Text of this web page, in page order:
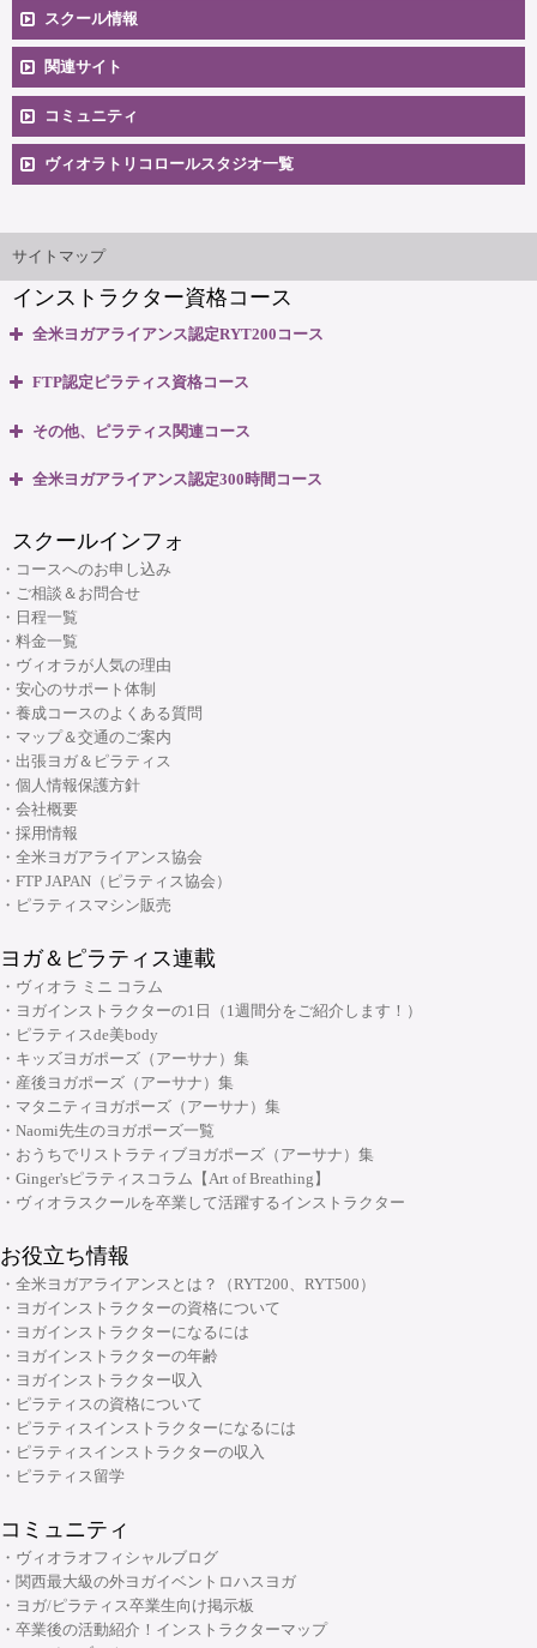
スクール情報
安心のサポート体制
無料体験説明会
マップ＆交通のご案内
関連サイト
コミュニティ
卒業生向け掲示板
インストラクター'sマップ
ヴィオラトリコロールスタジオ一覧
大阪府大阪市中央区本町3丁目4番10号 本町野村ビルB1F
(大阪市・本町)
大阪府大阪市中央区安土町3丁目2番4号 JUST本町ビル5F
TEL: 06-6926-8422
リフォーマースタジオ
大阪府大阪市中央区安土町2-5-5 本町明大ビル3F
TEL: 06-6926-8422
サイトマップ
インストラクター資格コース
全米ヨガアライアンス認定RYT200コース
・全米ヨガアライアンス認定 RYT200資格取得コース
FTP認定ピラティス資格コース
・ピラティスベーシック インストラクター資格コース
・リフォーマーLevel2 インストラクター資格コース
・Tower インストラクター資格コース
・Basic Chair インストラクター資格コース
・ブラッシュアップセミナー
・リフォーマーブラッシュアップセミナー
その他、ピラティス関連コース
・ピラティスパーソナル指導者資格コース
・産後ピラティス インストラクターコース
・シニアピラティス インストラクターコース
・ピラティス解剖学インストラクター資格コース
・ピラティス解剖学【足部編】インストラクター資格コース
・骨盤底筋群機能改善インストラクター資格コース
・ピラティス プロップスコース
・ピラティスリング指導者養成コース
全米ヨガアライアンス認定300時間コース
・キッズヨガ インストラクターコース
・産後ヨガ インストラクターコース
・シニアヨガ インストラクターコース
・アシュタンガヨガ イマージョンコース
・呼吸と瞑想コース
・リストラティブメソッド養成コース
・ヨーガ哲学コース
・リンパマッサージコース
・ヨガ解剖学コース
・アーユルヴェーダを知る
・アーユルヴェーダを深める
プコース
・ヨガ指導者向け：個人プログラミングコース～症例別・目的別プログラ
ムの組み方～
・ヨガ指導者向け：アジャストメント＆モディフィケーションスキルアッ
プコース
・メンタルケアヨガ(心のためのヨガ)指導者養成コース
チャクラ講座
顔筋調整ヨガ養成指導者コース
スクールインフォ
・コースへのお申し込み
・ご相談＆お問合せ
・日程一覧
・料金一覧
・ヴィオラが人気の理由
・安心のサポート体制
・養成コースのよくある質問
・マップ＆交通のご案内
・出張ヨガ＆ピラティス
・個人情報保護方針
・会社概要
・採用情報
・全米ヨガアライアンス協会
・FTP JAPAN（ピラティス協会）
・ピラティスマシン販売
ヨガ＆ピラティス連載
・ヴィオラ ミニ コラム
・ヨガインストラクターの1日（1週間分をご紹介します！）
・ピラティスde美body
・キッズヨガポーズ（アーサナ）集
・産後ヨガポーズ（アーサナ）集
・マタニティヨガポーズ（アーサナ）集
・Naomi先生のヨガポーズ一覧
・おうちでリストラティブヨガポーズ（アーサナ）集
・Ginger'sピラティスコラム【Art of Breathing】
・ヴィオラスクールを卒業して活躍するインストラクター
お役立ち情報
・全米ヨガアライアンスとは？（RYT200、RYT500）
・ヨガインストラクターの資格について
・ヨガインストラクターになるには
・ヨガインストラクターの年齢
・ヨガインストラクター収入
・ピラティスの資格について
・ピラティスインストラクターになるには
・ピラティスインストラクターの収入
・ピラティス留学
コミュニティ
・ヴィオラオフィシャルブログ
・関西最大級の外ヨガイベントロハスヨガ
・ヨガ/ピラティス卒業生向け掲示板
・卒業後の活動紹介！インストラクターマップ